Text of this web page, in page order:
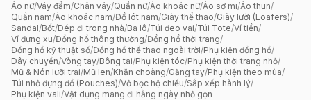
Áo nữ/Váy đầm/Chân váy/Quần nữ/Áo khoác nữ/Áo sơ mi/Áo thun/
Quần nam/Áo khoác nam/Đồ lót nam/Giày thể thao/Giày lười (Loafers)/
Sandal/Bốt/Dép đi trong nhà/Ba lô/Túi đeo vai/Túi Tote/Ví tiền/
Ví đựng xu/Đồng hồ thông thường/Đồng hồ thời trang/
Đồng hồ kỹ thuật số/Đồng hồ thể thao ngoài trời/Phụ kiện đồng hồ/
Dây chuyền/Vòng tay/Bông tai/Phụ kiện tóc/Phụ kiện thời trang nhỏ/
Mũ & Nón lưỡi trai/Mũ len/Khăn choàng/Găng tay/Phụ kiện theo mùa/
Túi nhỏ đựng đồ (Pouches)/Vỏ bọc hộ chiếu/Sắp xếp hành lý/
Phụ kiện vali/Vật dụng mang đi hằng ngày nhỏ gọn